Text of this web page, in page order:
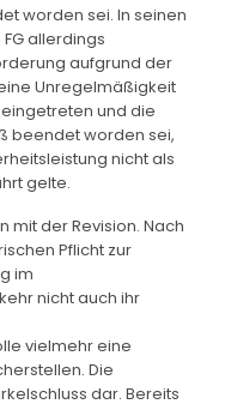
worden sei. In seinen
allerdings
aufgrund der
Unregelmäßigkeit
eingetreten und die
beendet worden sei,
nicht als
gelte.
mit der Revision. Nach
Pflicht zur
im
nicht auch ihr
vielmehr eine
Die
dar. Bereits